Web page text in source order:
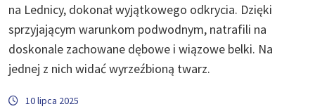
na Lednicy, dokonał wyjątkowego odkrycia. Dzięki
sprzyjającym warunkom podwodnym, natrafili na
doskonale zachowane dębowe i wiązowe belki. Na
jednej z nich widać wyrzeźbioną twarz.
10 lipca 2025